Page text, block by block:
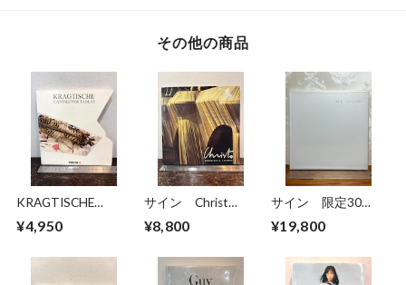
その他の商品
KRAGTISCHE
¥4,950
サイン Christ
G.LAPORTE
¥8,800
サイン 限定30
愛 カナリア 泣く
¥19,800